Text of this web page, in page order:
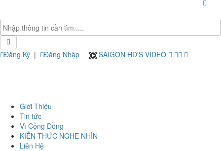
Đăng Ký | Đăng Nhập SAIGON HD'S VIDEO
Giới Thiệu
Tin tức
Vì Cộng Đồng
KIẾN THỨC NGHE NHÌN
Liên Hệ